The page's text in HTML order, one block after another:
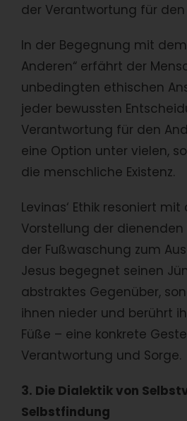
der Verantwortung für den
In der Begegnung mit
Anderen“ erfährt der
unbedingten ethischen
jeder bewussten
Verantwortung für den
eine Option unter vielen,
die menschliche Existenz.
Levinas‘ Ethik resoniert
Vorstellung der dienenden
der Fußwaschung zum
Jesus begegnet seinen
abstraktes Gegenüber,
ihnen nieder und berührt
Füße – eine konkrete
Verantwortung und Sorge.
3. Die Dialektik von
Selbstfindung